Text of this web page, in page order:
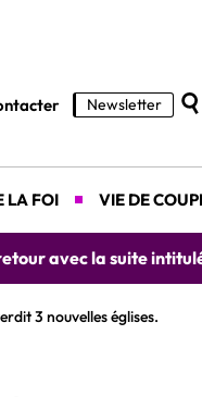
Newsletter
LA FOI VIE DE
avec la suite
3 nouvelles églises.